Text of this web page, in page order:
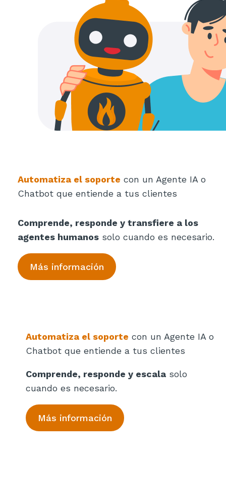
Automatiza el soporte con un Agente IA o
Chatbot que entiende a tus clientes
Comprende, responde y transfiere a los
agentes humanos solo cuando es necesario.
Más información
Automatiza el soporte con un Agente IA o
Chatbot que entiende a tus clientes
Comprende, responde y escala solo
cuando es necesario.
Más información